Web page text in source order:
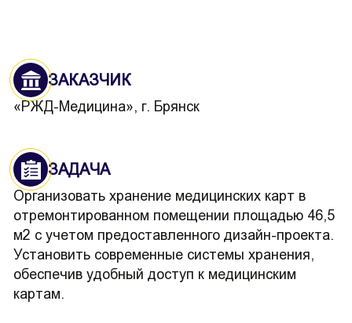
ЗАКАЗЧИК
«РЖД-Медицина», г. Брянск
ЗАДАЧА
Организовать хранение медицинских карт в
отремонтированном помещении площадью 46,5
м2 с учетом предоставленного дизайн-проекта.
Установить современные системы хранения,
обеспечив удобный доступ к медицинским
картам.